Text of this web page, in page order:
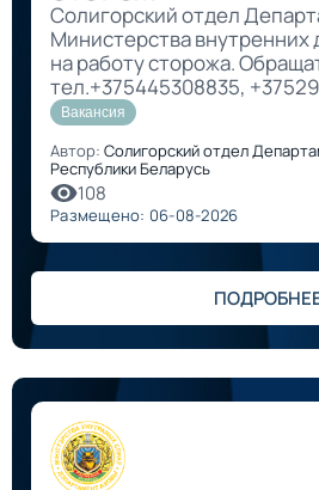
Солигорский отдел
Министерства внутренних
на работу сторожа.
тел.+375445308835,
Вакансия
Автор: Солигорский отдел
Республики Беларусь
108
Размещено: 06-08-2026